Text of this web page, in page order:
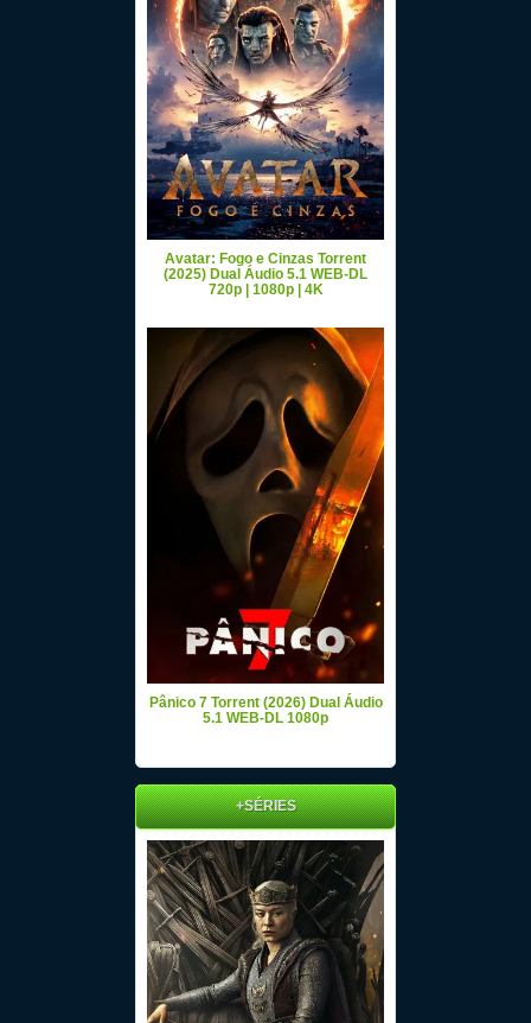
Avatar: Fogo e Cinzas Torrent
(2025) Dual Áudio 5.1 WEB-DL
720p | 1080p | 4K
Pânico 7 Torrent (2026) Dual Áudio
5.1 WEB-DL 1080p
+SÉRIES